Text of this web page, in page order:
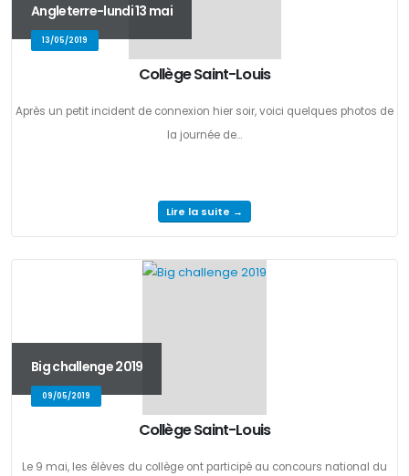
Angleterre-lundi 13 mai
13/05/2019
Collège Saint-Louis
Après un petit incident de connexion hier soir, voici quelques photos de
la journée de...
Lire la suite →
Big challenge 2019
09/05/2019
Collège Saint-Louis
Le 9 mai, les élèves du collège ont participé au concours national du